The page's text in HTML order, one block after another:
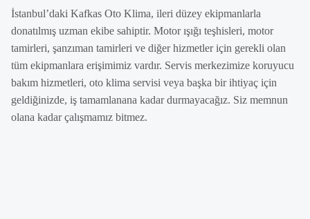
İstanbul’daki Kafkas Oto Klima, ileri düzey ekipmanlarla
donatılmış uzman ekibe sahiptir. Motor ışığı teşhisleri, motor
tamirleri, şanzıman tamirleri ve diğer hizmetler için gerekli olan
tüm ekipmanlara erişimimiz vardır. Servis merkezimize koruyucu
bakım hizmetleri, oto klima servisi veya başka bir ihtiyaç için
geldiğinizde, iş tamamlanana kadar durmayacağız. Siz memnun
olana kadar çalışmamız bitmez.